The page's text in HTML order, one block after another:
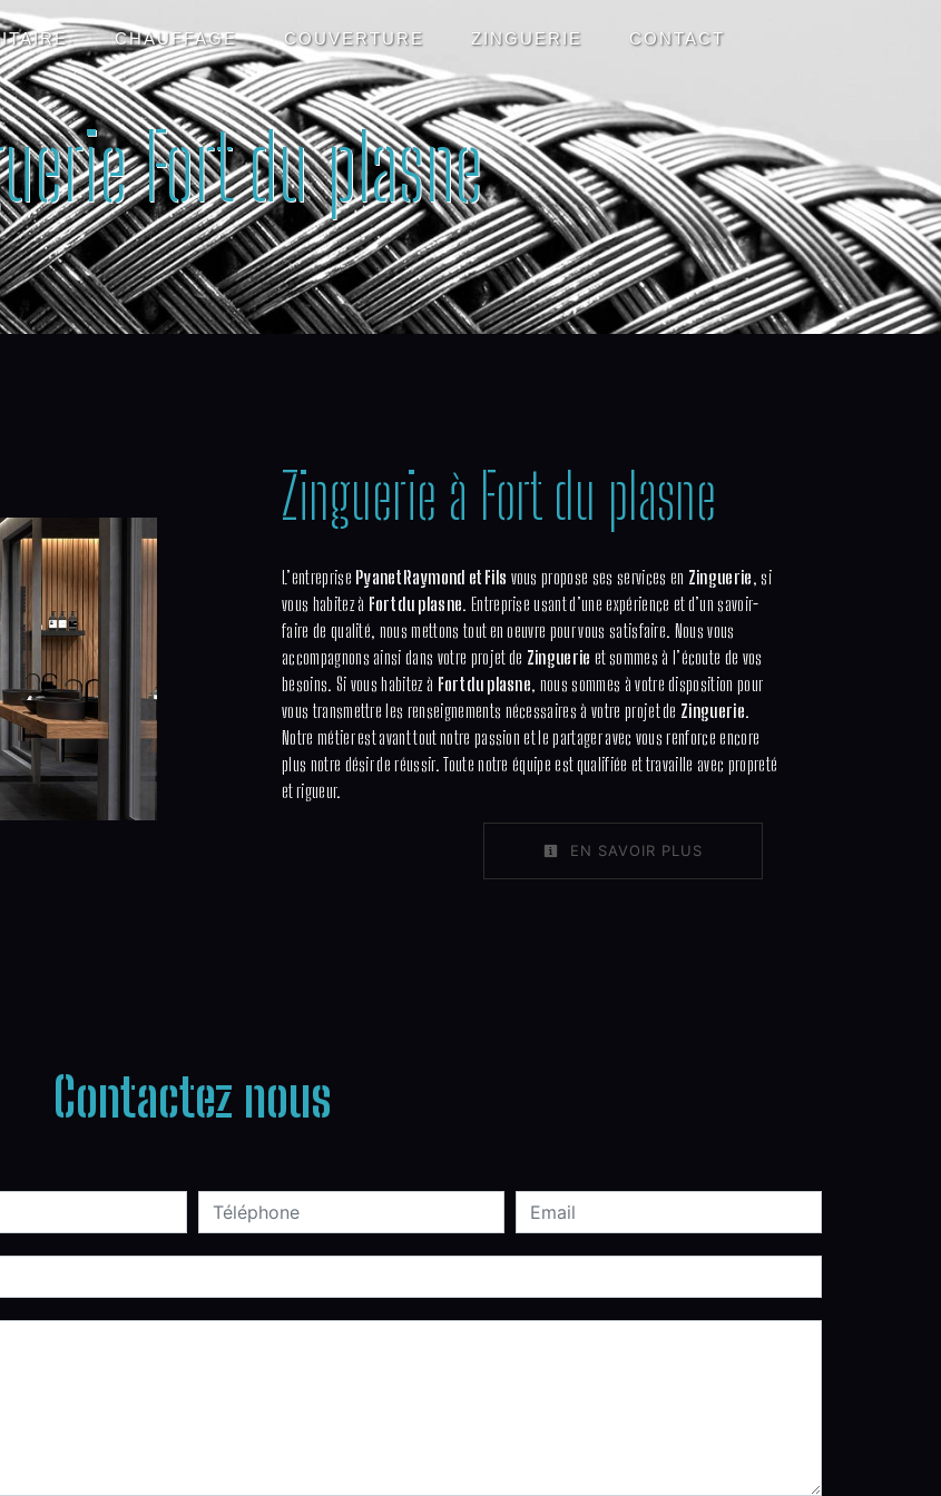
CHAUFFAGE COUVERTURE ZINGUERIE CONTACT
Fort du plasne
Zinguerie à Fort du plasne
L’entreprise Pyanet Raymond et Fils vous propose ses services en Zinguerie, si
vous habitez à Fort du plasne. Entreprise usant d’une expérience et d’un savoir-
faire de qualité, nous mettons tout en oeuvre pour vous satisfaire. Nous vous
accompagnons ainsi dans votre projet de Zinguerie et sommes à l’écoute de vos
besoins. Si vous habitez à Fort du plasne, nous sommes à votre disposition pour
vous transmettre les renseignements nécessaires à votre projet de Zinguerie.
Notre métier est avant tout notre passion et le partager avec vous renforce encore
plus notre désir de réussir. Toute notre équipe est qualifiée et travaille avec propreté
et rigueur.
EN SAVOIR PLUS
Contactez nous